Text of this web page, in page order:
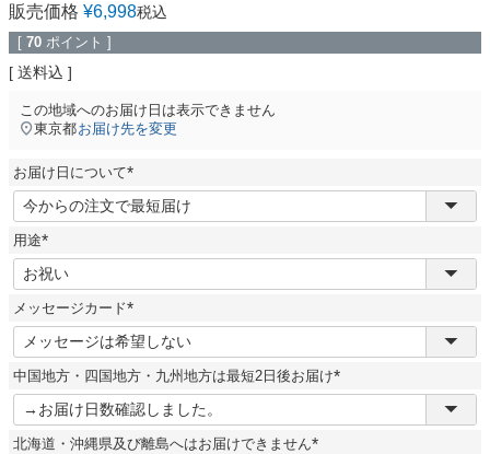
販売価格 ¥6,998税込
[ 70 ポイント ]
送料込
この地域へのお届け日は表示できません
東京都お届け先を変更
お届け日について
(
必
須
用途
(
必
須
)
メッセージカード
(
必
須
)
中国地方・四国地方・九州地方は最短2日後お届け
(
須
北海道・沖縄県及び離島へはお届けできません